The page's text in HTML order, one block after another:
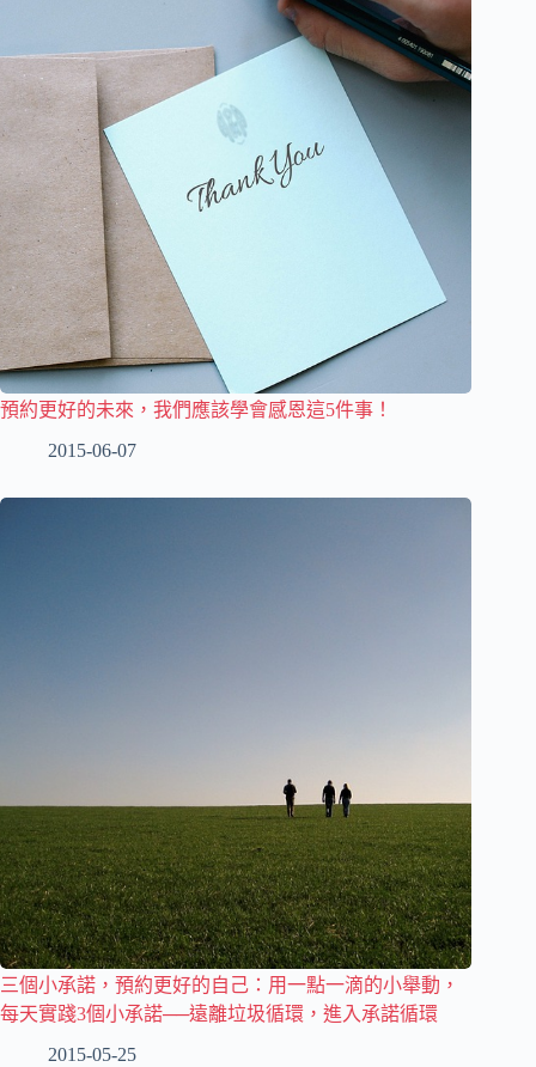
預約更好的未來，我們應該學會感恩這5件事！
2015-06-07
三個小承諾，預約更好的自己：用一點一滴的小舉動，
每天實踐3個小承諾──遠離垃圾循環，進入承諾循環
2015-05-25